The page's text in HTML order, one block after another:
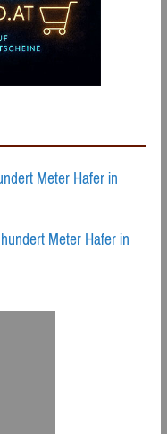
Meter Hafer in
Meter Hafer in